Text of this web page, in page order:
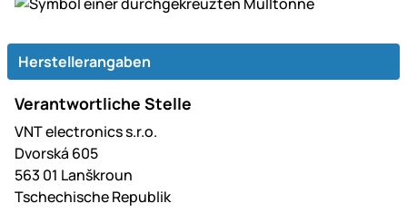
Herstellerangaben
Verantwortliche Stelle
VNT electronics s.r.o.
Dvorská 605
563 01 Lanškroun
Tschechische Republik